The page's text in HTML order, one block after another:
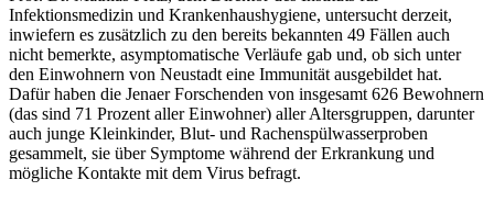
Infektionsmedizin und Krankenhaushygiene, untersucht derzeit,
inwiefern es zusätzlich zu den bereits bekannten 49 Fällen auch
nicht bemerkte, asymptomatische Verläufe gab und, ob sich unter
den Einwohnern von Neustadt eine Immunität ausgebildet hat.
Dafür haben die Jenaer Forschenden von insgesamt 626 Bewohnern
(das sind 71 Prozent aller Einwohner) aller Altersgruppen, darunter
auch junge Kleinkinder, Blut- und Rachenspülwasserproben
gesammelt, sie über Symptome während der Erkrankung und
mögliche Kontakte mit dem Virus befragt.